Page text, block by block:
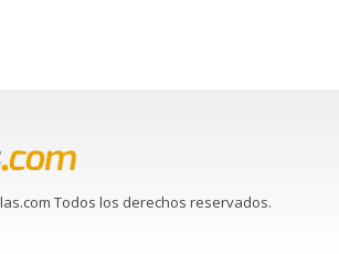
Todos los derechos reservados.